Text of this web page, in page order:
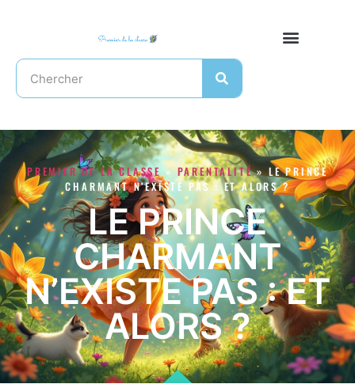
PREMIER DE LA CLASSE »PARENTALITÉ»LE PRINCE
CHARMANT N’EXISTE PAS : ET ALORS ?
LE PRINCE
CHARMANT
N’EXISTE PAS : ET
ALORS ?